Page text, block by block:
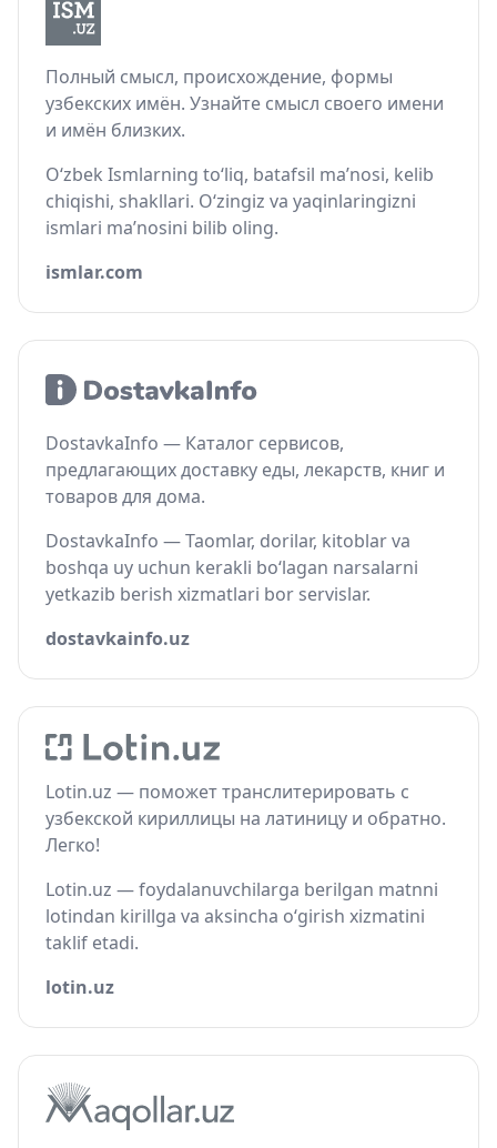
Полный смысл, происхождение, формы
узбекских имён. Узнайте смысл своего имени
и имён близких.
O‘zbek Ismlarning to‘liq, batafsil ma’nosi, kelib
chiqishi, shakllari. O‘zingiz va yaqinlaringizni
ismlari ma’nosini bilib oling.
ismlar.com
DostavkaInfo — Каталог сервисов,
предлагающих доставку еды, лекарств, книг и
товаров для дома.
DostavkaInfo — Taomlar, dorilar, kitoblar va
boshqa uy uchun kerakli bo‘lagan narsalarni
yetkazib berish xizmatlari bor servislar.
dostavkainfo.uz
Lotin.uz — поможет транслитерировать с
узбекской кириллицы на латиницу и обратно.
Легко!
Lotin.uz — foydalanuvchilarga berilgan matnni
lotindan kirillga va aksincha o‘girish xizmatini
taklif etadi.
lotin.uz